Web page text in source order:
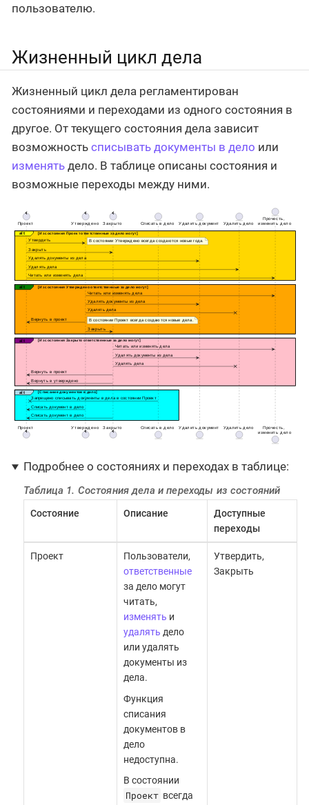
пользователю.
Жизненный цикл дела
Жизненный цикл дела регламентирован
состояниями и переходами из одного состояния в
другое. От текущего состояния дела зависит
возможность списывать документы в дело или
изменять дело. В таблице описаны состояния и
возможные переходы между ними.
Подробнее о состояниях и переходах в таблице:
Таблица 1. Состояния дела и переходы из состояний
Состояние Описание
Доступные
переходы
Проект
Пользователи,
ответственные
за дело могут
читать,
изменять и
удалять дело
или удалять
документы из
дела.
Функция
списания
документов в
дело
недоступна.
В состоянии
Проект всегда
Утвердить,
Закрыть